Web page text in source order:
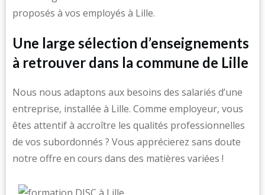
proposés à vos employés à Lille.
Une large sélection d’enseignements
à retrouver dans la commune de Lille
Nous nous adaptons aux besoins des salariés d’une
entreprise, installée à Lille. Comme employeur, vous
êtes attentif à accroître les qualités professionnelles
de vos subordonnés ? Vous apprécierez sans doute
notre offre en cours dans des matières variées !